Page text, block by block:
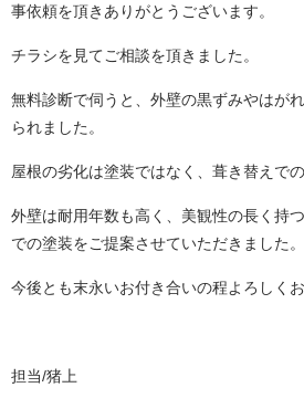
事依頼を頂きありがとうございます。
チラシを見てご相談を頂きました。
無料診断で伺うと、外壁の黒ずみやはが
られました。
屋根の劣化は塗装ではなく、葺き替えで
外壁は耐用年数も高く、美観性の長く持
での塗装をご提案させていただきました。
今後とも末永いお付き合いの程よろしくお
担当/猪上